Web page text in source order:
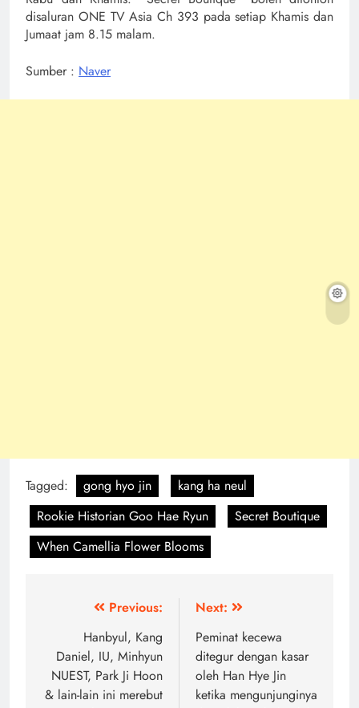
disaluran ONE TV Asia Ch 393 pada setiap Khamis dan
Jumaat jam 8.15 malam.
Sumber : Naver
Tagged: gong hyo jin
kang ha neul
Rookie Historian Goo Hae Ryun
Secret Boutique
When Camellia Flower Blooms
navigation
Previous:
Hanbyul, Kang
Daniel, IU, Minhyun
NUEST, Park Ji Hoon
& lain-lain ini merebut
Next:
Peminat kecewa
ditegur dengan kasar
oleh Han Hye Jin
ketika mengunjunginya